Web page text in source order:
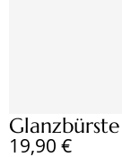
Regulärer
19,90 €